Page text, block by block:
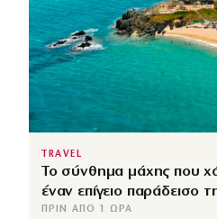
TRAVEL
Το σύνθημα μάχης που
έναν επίγειο παράδεισο
ΠΡΙΝ ΑΠΌ 1 ΏΡΑ